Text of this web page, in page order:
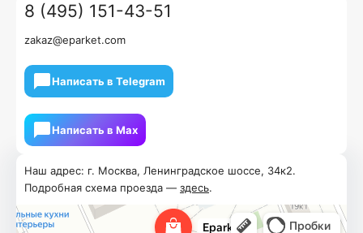
Наш адрес: г. Москва, Ленинградское шоссе, 34к2.
Подробная схема проезда — здесь.
8 (495) 151-43-51
zakaz@eparket.com
Написать в Telegram
Написать в Мах